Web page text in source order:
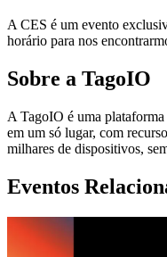
A CES é um evento
horário para nos
Sobre a TagoIO
A TagoIO é uma plataforma
em um só lugar, com
milhares de dispositivos,
Eventos